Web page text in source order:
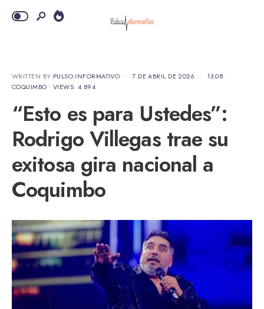
WRITTEN BY PULSO INFORMATIVO • 7 DE ABRIL DE 2026 • 13:08
•
COQUIMBO • VIEWS: 4.894
“Esto es para Ustedes”:
Rodrigo Villegas trae su
exitosa gira nacional a
Coquimbo